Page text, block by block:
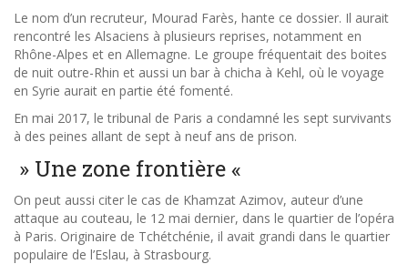
Le nom d’un recruteur, Mourad Farès, hante ce dossier. Il aurait
rencontré les Alsaciens à plusieurs reprises, notamment en
Rhône-Alpes et en Allemagne. Le groupe fréquentait des boites
de nuit outre-Rhin et aussi un bar à chicha à Kehl, où le voyage
en Syrie aurait en partie été fomenté.
En mai 2017, le tribunal de Paris a condamné les sept survivants
à des peines allant de sept à neuf ans de prison.
» Une zone frontière «
On peut aussi citer le cas de Khamzat Azimov, auteur d’une
attaque au couteau, le 12 mai dernier, dans le quartier de l’opéra
à Paris. Originaire de Tchétchénie, il avait grandi dans le quartier
populaire de l’Eslau, à Strasbourg.